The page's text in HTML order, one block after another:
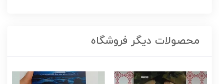
محصولات دیگر فروشگاه